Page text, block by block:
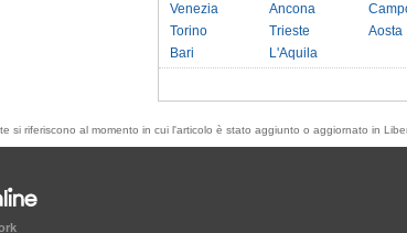
Venezia
Torino
Bari
Ancona
Trieste
L'Aquila
Aosta
si riferiscono al momento in cui l'articolo è stato aggiunto o aggiornato in